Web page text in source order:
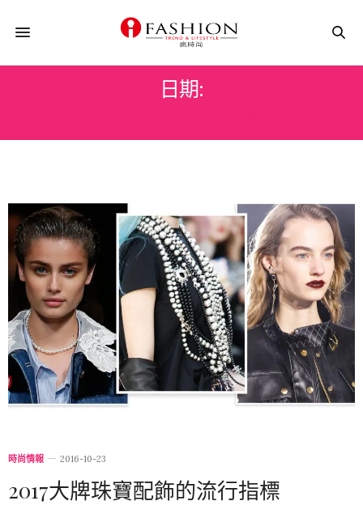
日期:
時尚情報 2016-10-23
2017大牌珠寶配飾的流行指標